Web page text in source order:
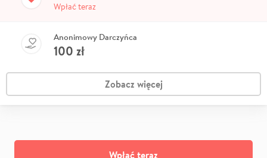
Wpłać teraz
Anonimowy Darczyńca
100 zł
Zobacz więcej
Wpłać teraz